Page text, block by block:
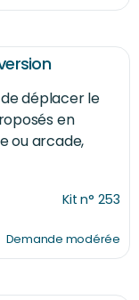
déplacer le
en
ou arcade,
Kit n° 253
Demande modérée